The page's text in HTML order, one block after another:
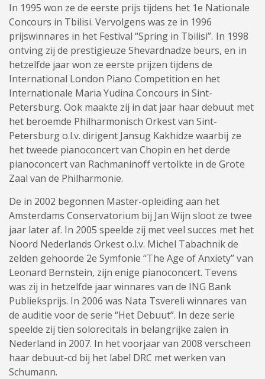
In 1995 won ze de eerste prijs tijdens het 1e Nationale
Concours in Tbilisi. Vervolgens was ze in 1996
prijswinnares in het Festival “Spring in Tbilisi”. In 1998
ontving zij de prestigieuze Shevardnadze beurs, en in
hetzelfde jaar won ze eerste prijzen tijdens de
International London Piano Competition en het
Internationale Maria Yudina Concours in Sint-
Petersburg. Ook maakte zij in dat jaar haar debuut met
het beroemde Philharmonisch Orkest van Sint-
Petersburg o.l.v. dirigent Jansug Kakhidze waarbij ze
het tweede pianoconcert van Chopin en het derde
pianoconcert van Rachmaninoff vertolkte in de Grote
Zaal van de Philharmonie.
De in 2002 begonnen Master-opleiding aan het
Amsterdams Conservatorium bij Jan Wijn sloot ze twee
jaar later af. In 2005 speelde zij met veel succes met het
Noord Nederlands Orkest o.l.v. Michel Tabachnik de
zelden gehoorde 2e Symfonie “The Age of Anxiety” van
Leonard Bernstein, zijn enige pianoconcert. Tevens
was zij in hetzelfde jaar winnares van de ING Bank
Publieksprijs. In 2006 was Nata Tsvereli winnares van
de auditie voor de serie “Het Debuut”. In deze serie
speelde zij tien solorecitals in belangrijke zalen in
Nederland in 2007. In het voorjaar van 2008 verscheen
haar debuut-cd bij het label DRC met werken van
Schumann.